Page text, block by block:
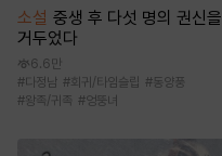
소설 중생 후 다섯 명의 권신을
거두었다
6.6만
#다정남 #회귀/타임슬립 #동양풍
#왕족/귀족 #엉뚱녀